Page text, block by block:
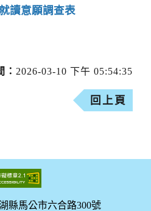
讀意願調查表
： 2026-03-10 下午 05:54:35
回上頁
縣馬公市六合路300號